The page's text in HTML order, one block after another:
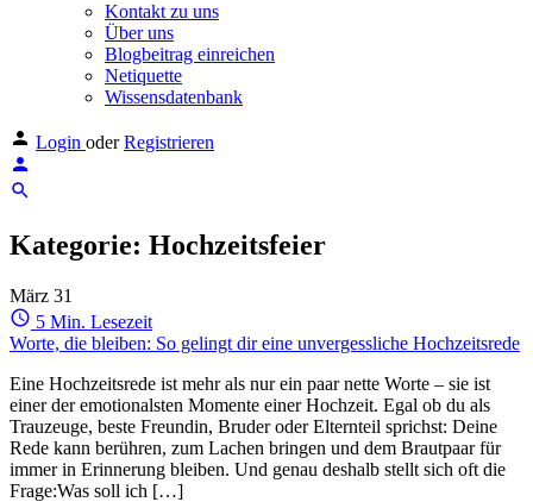
Kontakt zu uns
Über uns
Blogbeitrag einreichen
Netiquette
Wissensdatenbank
Login oder Registrieren
Kategorie: Hochzeitsfeier
März 31
5 Min. Lesezeit
Worte, die bleiben: So gelingt dir eine unvergessliche Hochzeitsrede
Eine Hochzeitsrede ist mehr als nur ein paar nette Worte – sie ist
einer der emotionalsten Momente einer Hochzeit. Egal ob du als
Trauzeuge, beste Freundin, Bruder oder Elternteil sprichst: Deine
Rede kann berühren, zum Lachen bringen und dem Brautpaar für
immer in Erinnerung bleiben. Und genau deshalb stellt sich oft die
Frage:Was soll ich […]